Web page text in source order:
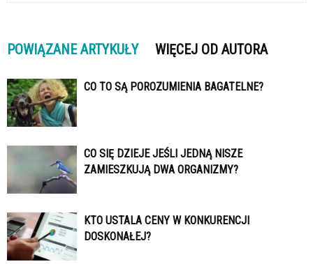
POWIĄZANE ARTYKUŁY WIĘCEJ OD AUTORA
CO TO SĄ POROZUMIENIA BAGATELNE?
CO SIĘ DZIEJE JEŚLI JEDNĄ NISZE
ZAMIESZKUJĄ DWA ORGANIZMY?
KTO USTALA CENY W KONKURENCJI
DOSKONAŁEJ?